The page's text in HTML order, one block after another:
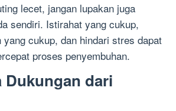
lecet, jangan lupakan juga
sendiri. Istirahat yang cukup,
cukup, dan hindari stres dapat
proses penyembuhan.
Dukungan dari